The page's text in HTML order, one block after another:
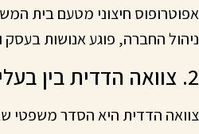
אפוטרופוס חיצוני מטעם בית
ניהול החברה, פוגע אנושות בעסק
2. צוואה הדדית בין בעלי השליטה
צוואה הדדית היא הסדר משפטי